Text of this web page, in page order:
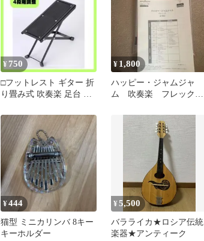
¥ 750
□フットレスト ギター 折
り畳み式 吹奏楽 足台 足
¥ 1,800
ハッピー・ジャムジャ
ム 吹奏楽 フレックス
¥444
猫型 ミニカリンバ 8キー
キーホルダー
¥5,500
バラライカ★ロシア伝統
楽器★アンティーク